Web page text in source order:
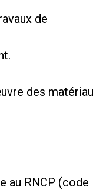
de
des
au RNCP (code